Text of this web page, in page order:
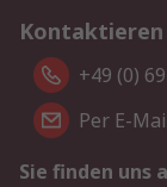
Kontaktieren
+49 (0)
Per E-
Sie finden uns